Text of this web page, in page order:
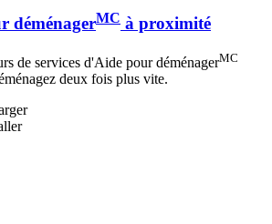
déménagerMC à proximité
de services d'Aide pour déménagerMC
deux fois plus vite.